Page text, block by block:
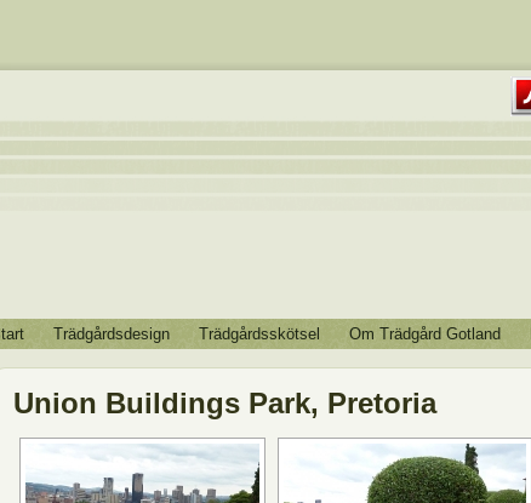
Trädgårdsdesign Trädgårdsskötsel Om Trädgård Gotland
Union Buildings Park, Pretoria